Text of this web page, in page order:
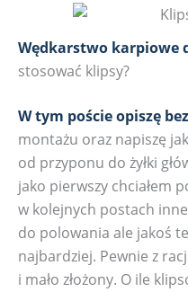
Wędkarstwo karpiowe
stosować klipsy?
W tym poście opiszę
montażu oraz napiszę
od przyponu do żyłki
jako pierwszy chciałem
w kolejnych postach
do polowania ale jakoś
najbardziej. Pewnie z
i mało złożony. O ile